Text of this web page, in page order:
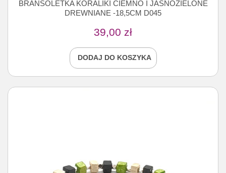
BRANSOLETKA KORALIKI CIEMNO I JASNOZIELONE
DREWNIANE -18,5CM D045
39,00 zł
DODAJ DO KOSZYKA